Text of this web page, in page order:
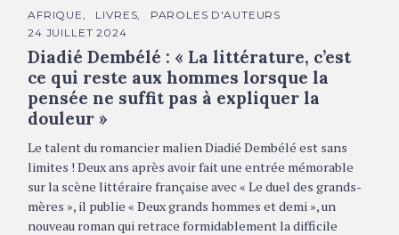
C
T
É
G
R
I
E
S
AFRIQUE LIVRES
PAROLES D'AUTEURS
24 JUILLET 2024
Diadié Dembélé : « La littérature, c’est
ce qui reste aux hommes lorsque la
pensée ne suffit pas à expliquer la
douleur »
Le talent du romancier malien Diadié Dembélé est sans
limites ! Deux ans après avoir fait une entrée mémorable
sur la scène littéraire française avec « Le duel des grands-
mères », il publie « Deux grands hommes et demi », un
nouveau roman qui retrace formidablement la difficile